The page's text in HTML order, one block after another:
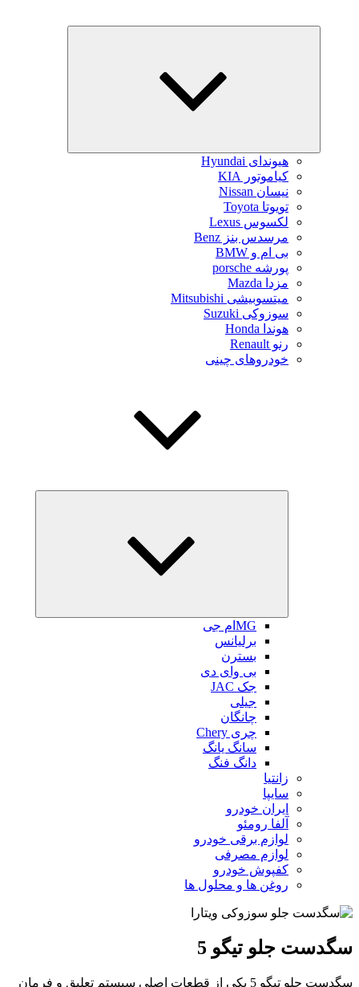
هیوندای Hyundai
کیاموتور KIA
نیسان Nissan
تویوتا Toyota
لکسوس Lexus
مرسدس بنز Benz
بی ام و BMW
پورشه porsche
مزدا Mazda
میتسوبیشی Mitsubishi
سوزوکی Suzuki
هوندا Honda
رنو Renault
خودروهای چینی
MGام جی
برلیانس
بسترن
بی وای دی
جک JAC
جیلی
چانگان
چری Chery
سانگ یانگ
دانگ فنگ
زانتیا
سایپا
ایران خودرو
آلفا رومئو
لوازم برقی خودرو
لوازم مصرفی
کفپوش خودرو
روغن ها و محلول ها
سگدست جلو تیگو 5
سگدست جلو تیگو 5 یکی از قطعات اصلی سیستم تعلیق و فرمان